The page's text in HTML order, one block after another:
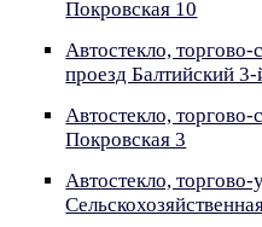
Покровская 10
Автостекло,
проезд Балтийский 3-
Автостекло,
Покровская 3
Автостекло,